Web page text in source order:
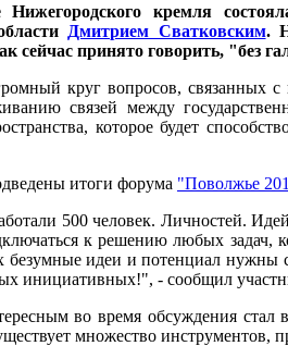
кремля
Дмитрием Сватковским.
сейчас принято говорить, "без
круг вопросов, связанных
связей между
которое будет
итоги форума "Поволжье
500 человек. Личностей.
к решению любых
идеи и потенциал нужны
инициативных!", - сообщил
во время обсуждения стал
множество